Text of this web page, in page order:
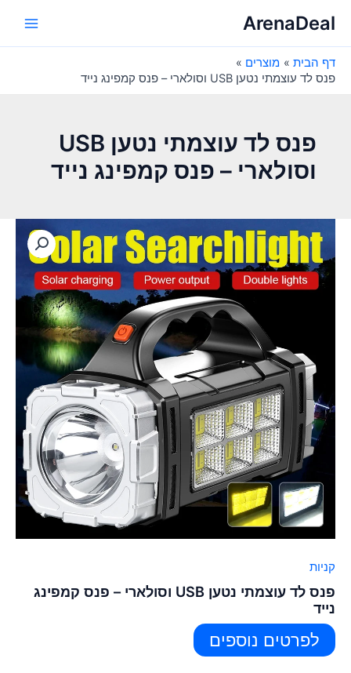
לתוכןArenaDeal
דף הבית
מוצרים
פנס לד עוצמתי נטען USB וסולארי – פנס קמפינג נייד
פנס לד עוצמתי נטען USB
וסולארי – פנס קמפינג נייד
קניות
פנס לד עוצמתי נטען USB וסולארי – פנס קמפינג
נייד
לפרטים נוספים